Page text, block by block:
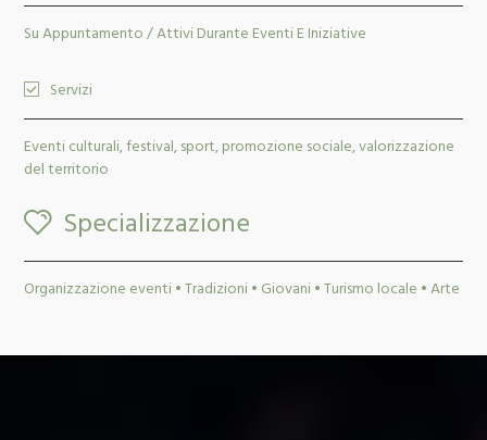
Su Appuntamento / Attivi Durante Eventi E Iniziative
Servizi
Eventi culturali, festival, sport, promozione sociale, valorizzazione
del territorio
Specializzazione
Organizzazione eventi • Tradizioni • Giovani • Turismo locale • Arte